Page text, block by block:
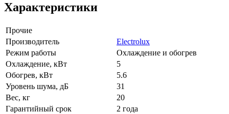
Характеристики
Прочие
Производитель
Electrolux
Режим работы
Охлаждение и обогрев
Охлаждение, кВт
5
Обогрев, кВт
5.6
Уровень шума, дБ
31
Вес, кг
20
Гарантийный срок
2 года